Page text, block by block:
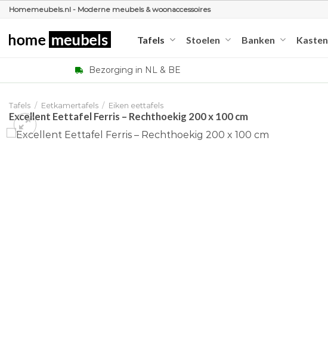
Ga
inhoud
Homemeubels.nl - Moderne meubels & woonaccessoires
Tafels Stoelen Banken Kasten
Bezorging in NL & BE
Tafels / Eetkamertafels / Eiken eettafels
Excellent Eettafel Ferris – Rechthoekig 200 x 100 cm